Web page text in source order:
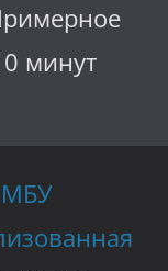
минут
МБУ